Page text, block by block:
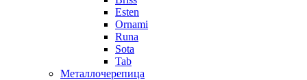
Esten
Ornami
Runa
Sota
Tab
Металлочерепица